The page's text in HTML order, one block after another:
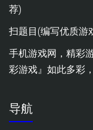
荐)
扫题目(编写优质游
手机游戏网，精彩
彩游戏』如此多彩
导航